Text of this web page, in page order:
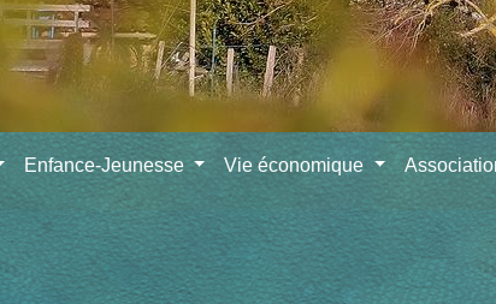
Enfance-Jeunesse Vie économique